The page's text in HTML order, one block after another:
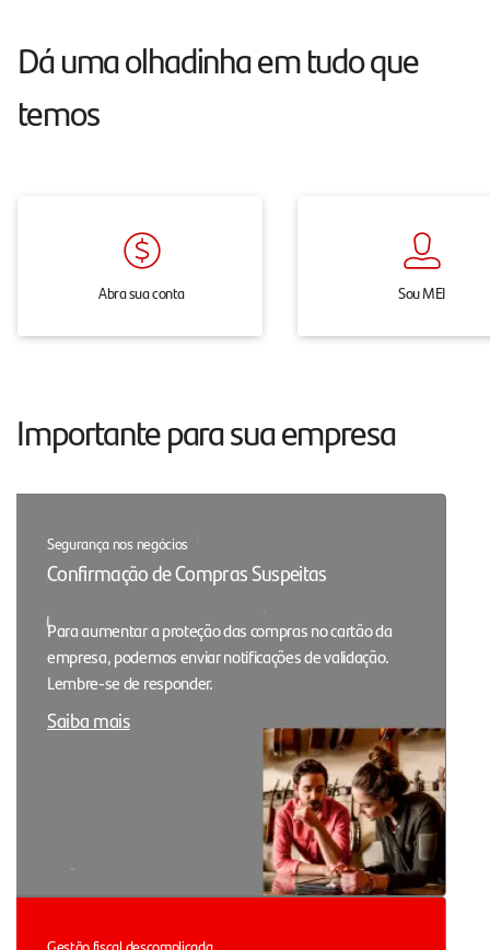
sem
mensalidade.
Dá uma olhadinha em tudo que
temos
Abra sua conta Sou MEI
Importante para sua empresa
Segurança nos negócios
Confirmação de Compras Suspeitas
Para aumentar a proteção das compras no cartão da
empresa, podemos enviar notificações de validação.
Lembre-se de responder.
Saiba mais
Gestão fiscal descomplicada